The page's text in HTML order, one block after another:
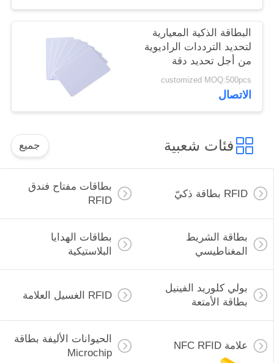
البطاقة الذكية المعيارية
لتحديد الترددات الراديوية
من أجل تحديد دقة
customized MOQ:500pcs
الاتصال
فئات شعبية جميع
RFID بطاقة ذكيّ
بطاقات مفتاح فندق
RFID
بطاقة الشريط
المغناطيسي
بطاقات الهدايا
البلاستيكية
بولي كلوريد الفينيل
بطاقة الأمتعة
RFID الغسيل العلامة
علامة NFC RFID
الحيوانات الأليفة بطاقة
Microchip